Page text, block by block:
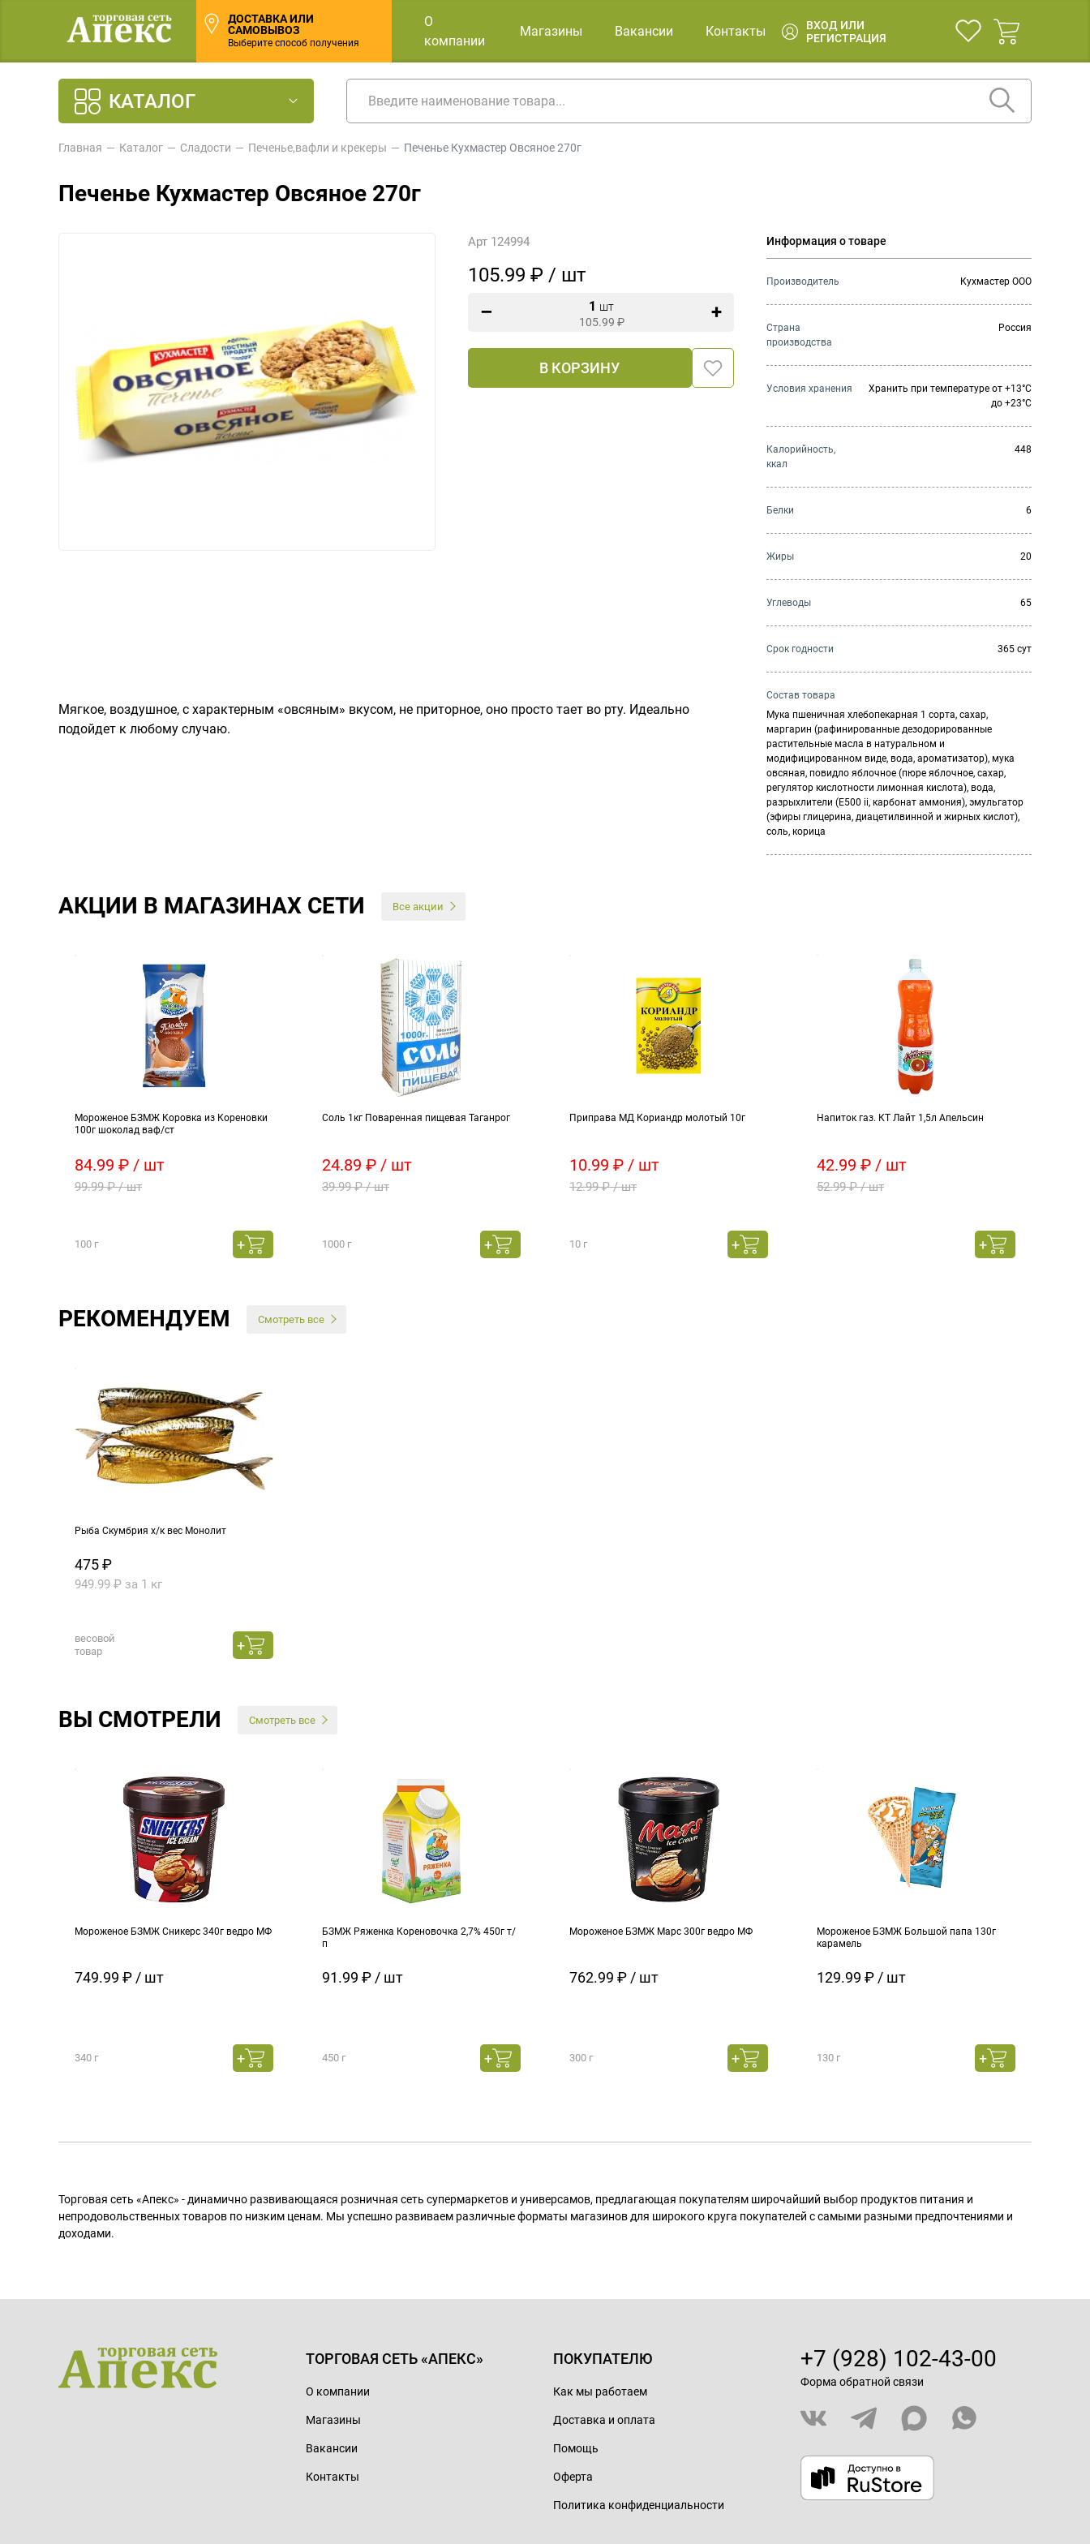
ДОСТАВКА ИЛИ
САМОВЫВОЗ
Выберите способ получения
О
компании
Магазины Вакансии Контакты
ВХОД ИЛИ
РЕГИСТРАЦИЯ
КАТАЛОГ
Главная Каталог Сладости Печенье,вафли и крекеры Печенье Кухмастер Овсяное 270г
Печенье Кухмастер Овсяное 270г
Арт 124994
105.99 ₽ / шт
1 шт
105.99 ₽
В КОРЗИНУ
Мягкое, воздушное, с характерным «овсяным» вкусом, не приторное, оно просто тает во рту. Идеально
подойдет к любому случаю.
Информация о товаре
Производитель Кухмастер ООО
Страна
производства
Россия
Условия хранения
Хранить при температуре от +13°С
до +23°С
Калорийность,
ккал
448
Белки 6
Жиры 20
Углеводы 65
Cрок годности 365 сут
Состав товара
Мука пшеничная хлебопекарная 1 сорта, сахар,
маргарин (рафинированные дезодорированные
растительные масла в натуральном и
модифицированном виде, вода, ароматизатор), мука
овсяная, повидло яблочное (пюре яблочное, сахар,
регулятор кислотности лимонная кислота), вода,
разрыхлители (Е500 ii, карбонат аммония), эмульгатор
(эфиры глицерина, диацетилвинной и жирных кислот),
соль, корица
АКЦИИ В МАГАЗИНАХ СЕТИ Все акции
Мороженое БЗМЖ Коровка из Кореновки
100г шоколад ваф/ст
84.99 ₽ / шт
99.99 ₽ / шт
100 г
Соль 1кг Поваренная пищевая Таганрог
24.89 ₽ / шт
39.99 ₽ / шт
1000 г
Приправа МД Кориандр молотый 10г
10.99 ₽ / шт
12.99 ₽ / шт
10 г
Напиток газ. КТ Лайт 1,5л Апельсин
42.99 ₽ / шт
52.99 ₽ / шт
РЕКОМЕНДУЕМ Смотреть все
Рыба Скумбрия х/к вес Монолит
475 ₽
949.99 ₽ за 1 кг
весовой
товар
ВЫ СМОТРЕЛИ Смотреть все
Мороженое БЗМЖ Сникерс 340г ведро МФ
749.99 ₽ / шт
340 г
БЗМЖ Ряженка Кореновочка 2,7% 450г т/
п
91.99 ₽ / шт
450 г
Мороженое БЗМЖ Марс 300г ведро МФ
762.99 ₽ / шт
300 г
Мороженое БЗМЖ Большой папа 130г
карамель
129.99 ₽ / шт
130 г
Торговая сеть «Апекс» - динамично развивающаяся розничная сеть супермаркетов и универсамов, предлагающая покупателям широчайший выбор продуктов питания и
непродовольственных товаров по низким ценам. Мы успешно развиваем различные форматы магазинов для широкого круга покупателей с самыми разными предпочтениями и
доходами.
ТОРГОВАЯ СЕТЬ «АПЕКС»
О компании
Магазины
Вакансии
Контакты
ПОКУПАТЕЛЮ
Как мы работаем
Доставка и оплата
Помощь
Оферта
Политика конфиденциальности
+7 (928) 102-43-00
Форма обратной связи